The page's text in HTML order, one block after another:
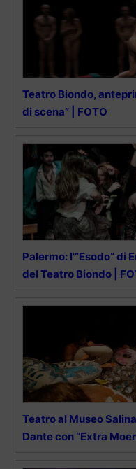
Teatro Biondo,
di scena” | FOTO
Palermo: l'”Esodo” di
del Teatro Biondo |
Teatro al Museo
Dante con “Extra